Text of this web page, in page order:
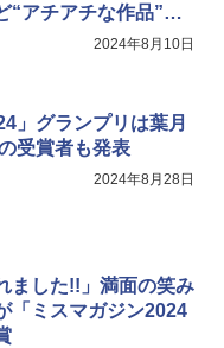
“アチアチな作品”が
2024年8月10日
」グランプリは葉月
受賞者も発表
2024年8月28日
ました!!」満面の笑み
「ミスマガジン2024